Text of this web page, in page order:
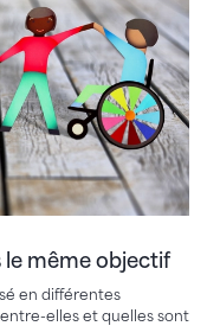
le même objectif
en différentes
elles et quelles sont